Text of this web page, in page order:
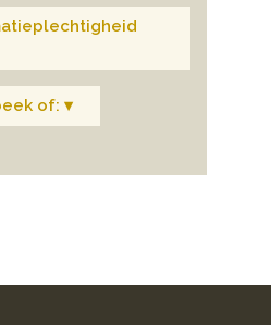
of: ▾